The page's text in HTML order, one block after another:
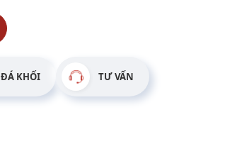
ĐÁ KHỐI TƯ VẤN